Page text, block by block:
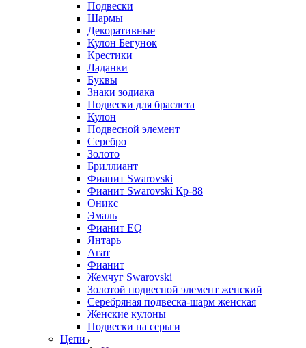
Подвески
Шармы
Декоративные
Кулон Бегунок
Крестики
Ладанки
Буквы
Знаки зодиака
Подвески для браслета
Кулон
Подвесной элемент
Серебро
Золото
Бриллиант
Фианит Swarovski
Фианит Swarovski Кр-88
Оникс
Эмаль
Фианит EQ
Янтарь
Агат
Фианит
Жемчуг Swarovski
Золотой подвесной элемент женcкий
Серебряная подвеска-шарм женская
Женские кулоны
Подвески на серьги
Цепи